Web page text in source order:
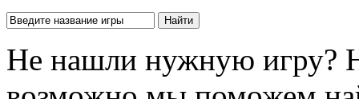
Не нашли нужную игру?